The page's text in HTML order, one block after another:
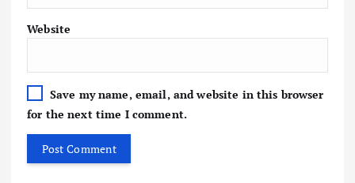
Website
Save my name, email, and website in this browser
for the next time I comment.